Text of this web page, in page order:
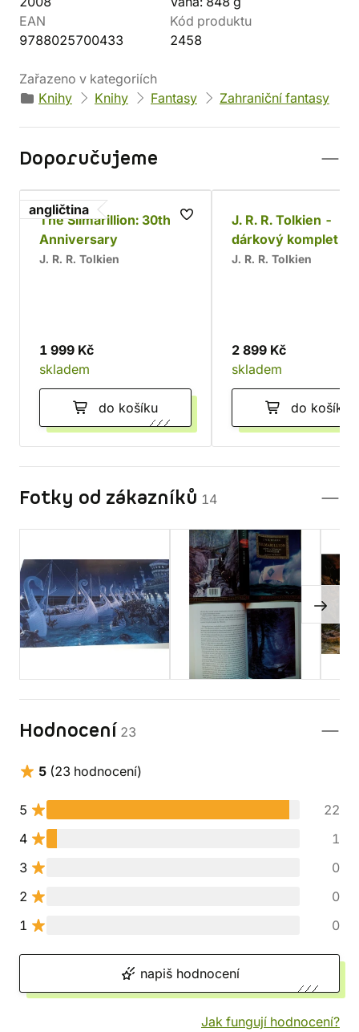
EAN
9788025700433
Kód produktu
2458
Zařazeno v kategoriích
Knihy
Knihy Fantasy Zahraniční fantasy
Doporučujeme
angličtina
The Silmarillion: 30th
Anniversary
J. R. R. Tolkien
1 999 Kč
skladem
do košíku
J. R. R. Tolkien -
dárkový komplet
J. R. R. Tolkien
2 899 Kč
skladem
do košíku
Fotky od zákazníků 14
Hodnocení 23
5 (23 hodnocení)
5
22
4
1
3
0
2
0
1
0
napiš hodnocení
Jak fungují hodnocení?